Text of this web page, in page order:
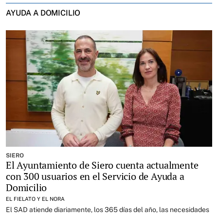
AYUDA A DOMICILIO
SIERO
El Ayuntamiento de Siero cuenta actualmente
con 300 usuarios en el Servicio de Ayuda a
Domicilio
EL FIELATO Y EL NORA
El SAD atiende diariamente, los 365 días del año, las necesidades